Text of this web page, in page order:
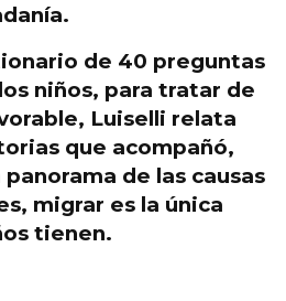
.
de 40 preguntas
niños, para tratar de
Luiselli relata
que acompañó,
panorama de las causas
migrar es la única
tienen.